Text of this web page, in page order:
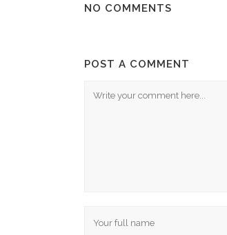
NO COMMENTS
POST A COMMENT